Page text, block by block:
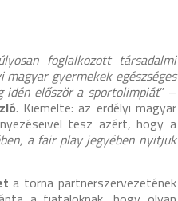
foglalkozott társadalmi
gyermekek egészséges
idén először a sportolimpiát” –
. Kiemelte: az erdélyi magyar
tesz azért, hogy a
a fair play jegyében nyitjuk
a torna partnerszervezetének